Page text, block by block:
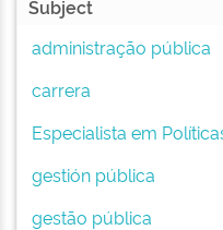
Subject
administração pública
carrera
Especialista em
gestión pública
gestão pública